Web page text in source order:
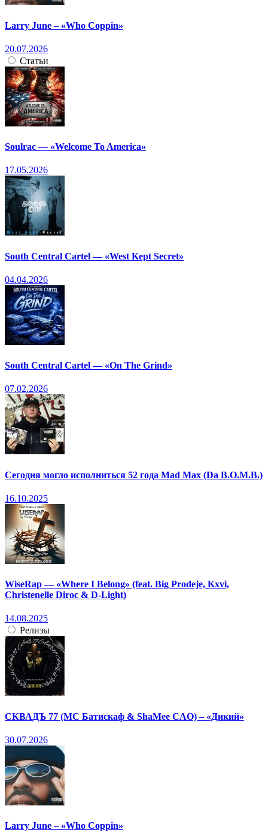
Larry June – «Who Coppin»
20.07.2026
Статьи
Soulrac — «Welcome To America»
17.05.2026
South Central Cartel — «West Kept Secret»
04.04.2026
South Central Cartel — «On The Grind»
07.02.2026
Сегодня могло исполниться 52 года Mad Max (Da B.O.M.B.)
16.10.2025
WiseRap — «Where I Belong» (feat. Big Prodeje, Kxvi,
Christenelle Diroc & D-Light)
14.08.2025
Релизы
СКВАДЪ 77 (МС Батискаф & ShaMee CAO) – «Дикий»
30.07.2026
Larry June – «Who Coppin»